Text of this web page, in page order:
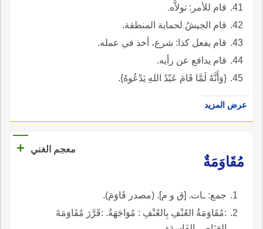
قام للأمر: تولاَّه.
قام الجيشُ لحماية المنطقة.
قام يفعل كذا: شرع، أخذ في عمله.
قام يدافع عن رأيه.
{وَأَنَّهُ لَمَّا قَامَ عَبْدُ اللهِ يَدْعُوهُ}.
عرض المزيد
معجم الغني
+
مُقَاوَمَةٌ
جمع: ـات. [ق و م]. (مصدر قَاوَمَ).
:مُقَاوَمَةُ العُنْفِ بِالعُنْفِ : مُوَاجَهَةُ. :قَرَّرَ مُقَاوَمَةَ